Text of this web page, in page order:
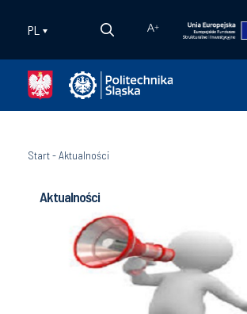
PL A+
Start-Aktualności
Aktualności